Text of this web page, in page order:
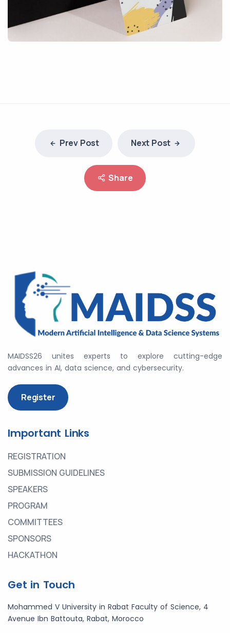
Prev Post Next Post
Share
MAIDSS26 unites experts to explore cutting-edge
advances in AI, data science, and cybersecurity.
Register
Important Links
REGISTRATION
SUBMISSION GUIDELINES
SPEAKERS
PROGRAM
COMMITTEES
SPONSORS
HACKATHON
Get in Touch
Mohammed V University in Rabat Faculty of Science, 4
Avenue Ibn Battouta, Rabat, Morocco